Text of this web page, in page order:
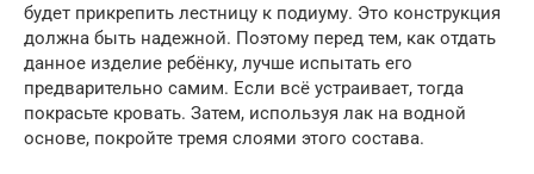
будет прикрепить лестницу к подиуму. Это конструкция
должна быть надежной. Поэтому перед тем, как отдать
данное изделие ребёнку, лучше испытать его
предварительно самим. Если всё устраивает, тогда
покрасьте кровать. Затем, используя лак на водной
основе, покройте тремя слоями этого состава.